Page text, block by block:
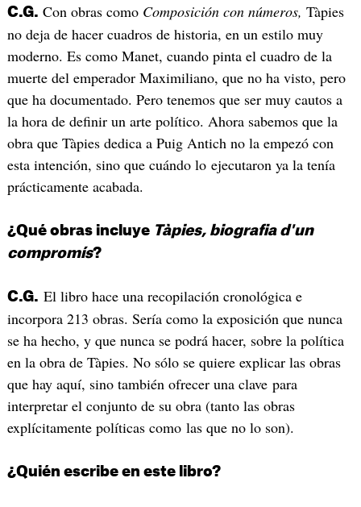
C.G. Con obras como Composición con números, Tàpies
no deja de hacer cuadros de historia, en un estilo muy
moderno. Es como Manet, cuando pinta el cuadro de la
muerte del emperador Maximiliano, que no ha visto, pero
que ha documentado. Pero tenemos que ser muy cautos a
la hora de definir un arte político. Ahora sabemos que la
obra que Tàpies dedica a Puig Antich no la empezó con
esta intención, sino que cuándo lo ejecutaron ya la tenía
prácticamente acabada.
¿Qué obras incluye Tàpies, biografia d'un
compromís?
C.G. El libro hace una recopilación cronológica e
incorpora 213 obras. Sería como la exposición que nunca
se ha hecho, y que nunca se podrá hacer, sobre la política
en la obra de Tàpies. No sólo se quiere explicar las obras
que hay aquí, sino también ofrecer una clave para
interpretar el conjunto de su obra (tanto las obras
explícitamente políticas como las que no lo son).
¿Quién escribe en este libro?